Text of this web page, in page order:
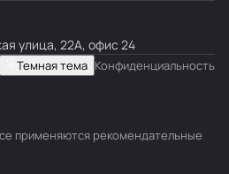
улица, 22А, офис 24
Темная тема Конфиденциальность
применяются рекомендательные